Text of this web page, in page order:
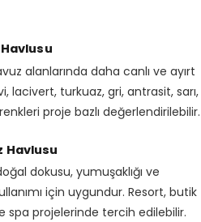
alanlarında daha canlı ve ayırt
lacivert, turkuaz, gri, antrasit, sarı,
proje bazlı değerlendirilebilir.
Havlusu
dokusu, yumuşaklığı ve
için uygundur. Resort, butik
spa projelerinde tercih edilebilir.